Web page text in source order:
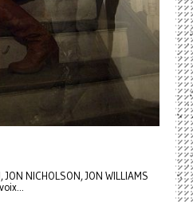
JON NICHOLSON, JON WILLIAMS